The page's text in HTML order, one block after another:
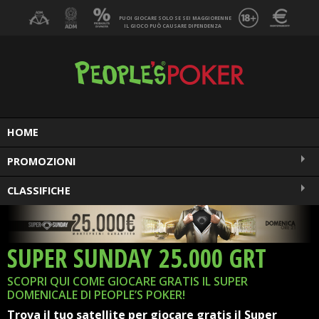
PUOI GIOCARE SOLO SE SEI MAGGIORENNE
IL GIOCO PUÒ CAUSARE DIPENDENZA
MENU
HOME
PROMOZIONI
CLASSIFICHE
SUPER SUNDAY 25.000 GRT
SCOPRI QUI COME GIOCARE GRATIS IL SUPER
DOMENICALE DI PEOPLE’S POKER!
Trova il tuo satellite per giocare gratis il Super